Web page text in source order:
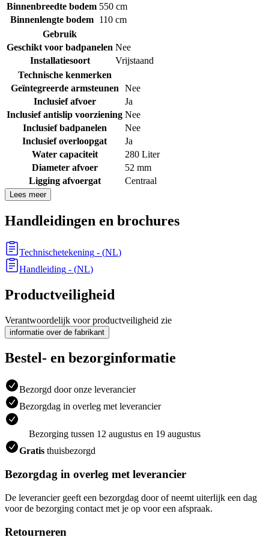
Binnenbreedte bodem 550 cm
Binnenlengte bodem
110 cm
Gebruik
Geschikt voor badpanelen Nee
Installatiesoort
Vrijstaand
Technische kenmerken
Geïntegreerde armsteunen
Nee
Inclusief afvoer
Ja
Inclusief antislip voorziening Nee
Inclusief badpanelen
Nee
Inclusief overloopgat
Ja
Water capaciteit
280 Liter
Diameter afvoer
52 mm
Ligging afvoergat
Centraal
Lees meer
Handleidingen en brochures
Technischetekening - (NL)
Handleiding - (NL)
Productveiligheid
Verantwoordelijk voor productveiligheid zie
informatie over de fabrikant
Bestel- en bezorginformatie
Bezorgd door onze leverancier
Bezorgdag in overleg met leverancier
Bezorging tussen 12 augustus en 19 augustus
Gratis thuisbezorgd
Bezorgdag in overleg met leverancier
De leverancier geeft een bezorgdag door of neemt uiterlijk een dag
voor de bezorging contact met je op voor een afspraak.
Retourneren